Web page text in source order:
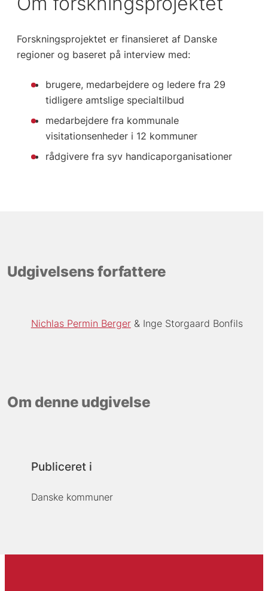
Forskningsprojektet er finansieret af Danske
regioner og baseret på interview med:
brugere, medarbejdere og ledere fra 29
tidligere amtslige specialtilbud
medarbejdere fra kommunale
visitationsenheder i 12 kommuner
rådgivere fra syv handicaporganisationer
Udgivelsens forfattere
Nichlas Permin Berger Inge Storgaard Bonfils
Om denne udgivelse
Publiceret i
Danske kommuner